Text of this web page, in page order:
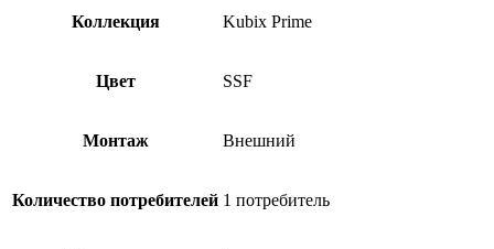
Коллекция Kubix Prime
Цвет SSF
Монтаж Внешний
Количество потребителей 1 потребитель